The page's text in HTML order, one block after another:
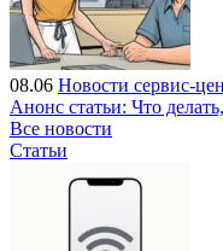
08.06 Новости сервис-
Анонс статьи: Что
Все новости
Статьи